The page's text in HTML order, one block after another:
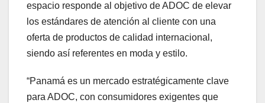
espacio responde al objetivo de ADOC de elevar
los estándares de atención al cliente con una
oferta de productos de calidad internacional,
siendo así referentes en moda y estilo.
“Panamá es un mercado estratégicamente clave
para ADOC, con consumidores exigentes que